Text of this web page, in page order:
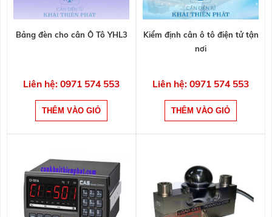
Bảng đèn cho cân Ô Tô YHL3
Liên hệ: 0971 574 553
Kiểm định cân ô tô điện tử tận
nơi
Liên hệ: 0971 574 553